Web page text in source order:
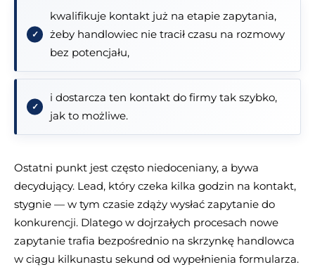
kwalifikuje kontakt już na etapie zapytania,
żeby handlowiec nie tracił czasu na rozmowy
bez potencjału,
i dostarcza ten kontakt do firmy tak szybko,
jak to możliwe.
Ostatni punkt jest często niedoceniany, a bywa
decydujący. Lead, który czeka kilka godzin na kontakt,
stygnie — w tym czasie zdąży wysłać zapytanie do
konkurencji. Dlatego w dojrzałych procesach nowe
zapytanie trafia bezpośrednio na skrzynkę handlowca
w ciągu kilkunastu sekund od wypełnienia formularza.